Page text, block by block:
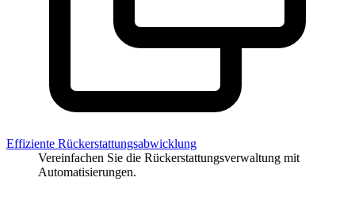
Effiziente Rückerstattungsabwicklung
Vereinfachen Sie die Rückerstattungsverwaltung mit
Automatisierungen.